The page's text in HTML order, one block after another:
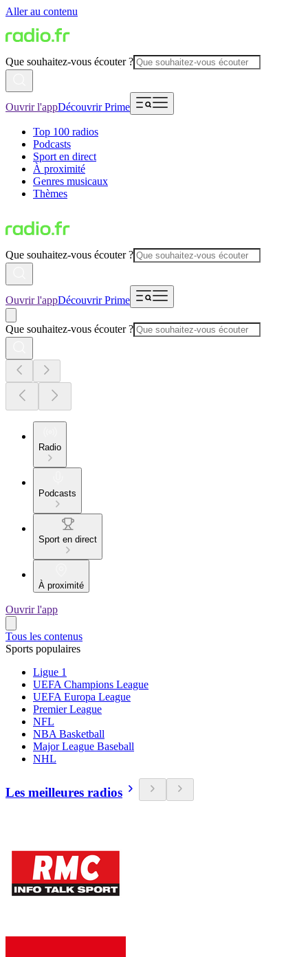
Aller au contenu
Que souhaitez-vous écouter ?
Ouvrir l'appDécouvrir Prime
Top 100 radios
Podcasts
Sport en direct
À proximité
Genres musicaux
Thèmes
Que souhaitez-vous écouter ?
Ouvrir l'appDécouvrir Prime
Que souhaitez-vous écouter ?
Radio
Podcasts
Sport en direct
À proximité
Ouvrir l'app
Tous les contenus
Sports populaires
Ligue 1
UEFA Champions League
UEFA Europa League
Premier League
NFL
NBA Basketball
Major League Baseball
NHL
Les meilleures radios